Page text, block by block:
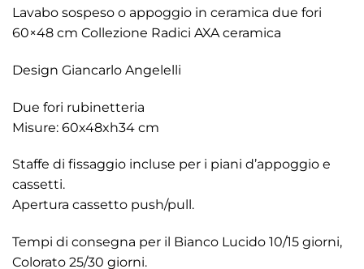
Lavabo sospeso o appoggio in ceramica due fori
60×48 cm Collezione Radici AXA ceramica
Design Giancarlo Angelelli
Due fori rubinetteria
Misure: 60x48xh34 cm
Staffe di fissaggio incluse per i piani d’appoggio e
cassetti.
Apertura cassetto push/pull.
Tempi di consegna per il Bianco Lucido 10/15 giorni,
Colorato 25/30 giorni.